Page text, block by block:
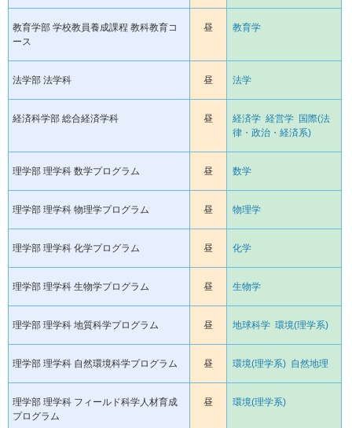
教育学部 学校教員養成課程 教科教育コ
ース
昼 教育学
法学部 法学科 昼 法学
経済科学部 総合経済学科 昼 経済学 経営学 国際(法
律・政治・経済系)
理学部 理学科 数学プログラム 昼 数学
理学部 理学科 物理学プログラム 昼 物理学
理学部 理学科 化学プログラム 昼 化学
理学部 理学科 生物学プログラム 昼 生物学
理学部 理学科 地質科学プログラム 昼 地球科学 環境(理学系)
理学部 理学科 自然環境科学プログラム 昼 環境(理学系) 自然地理
理学部 理学科 フィールド科学人材育成
プログラム
昼 環境(理学系)